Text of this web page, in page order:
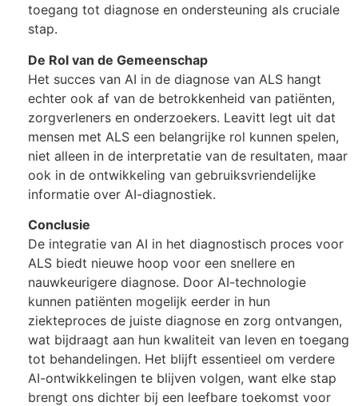
toegang tot diagnose en ondersteuning als cruciale
stap.
De Rol van de Gemeenschap
Het succes van AI in de diagnose van ALS hangt
echter ook af van de betrokkenheid van patiënten,
zorgverleners en onderzoekers. Leavitt legt uit dat
mensen met ALS een belangrijke rol kunnen spelen,
niet alleen in de interpretatie van de resultaten, maar
ook in de ontwikkeling van gebruiksvriendelijke
informatie over AI-diagnostiek.
Conclusie
De integratie van AI in het diagnostisch proces voor
ALS biedt nieuwe hoop voor een snellere en
nauwkeurigere diagnose. Door AI-technologie
kunnen patiënten mogelijk eerder in hun
ziekteproces de juiste diagnose en zorg ontvangen,
wat bijdraagt aan hun kwaliteit van leven en toegang
tot behandelingen. Het blijft essentieel om verdere
AI-ontwikkelingen te blijven volgen, want elke stap
brengt ons dichter bij een leefbare toekomst voor